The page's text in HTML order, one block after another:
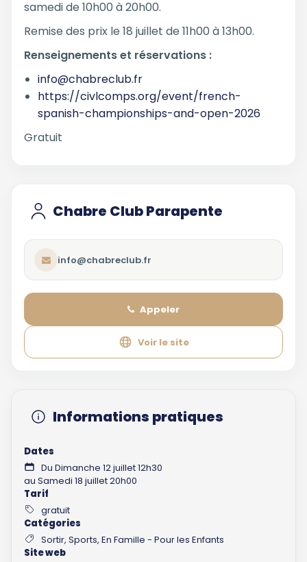
samedi de 10h00 à 20h00.
Remise des prix le 18 juillet de 11h00 à 13h00.
Renseignements et réservations :
info@chabreclub.fr
https://civlcomps.org/event/french-
spanish-championships-and-open-2026
Gratuit
Chabre Club Parapente
info@chabreclub.fr
Appeler
Voir le site
Informations pratiques
Dates
Du Dimanche 12 juillet 12h30
au Samedi 18 juillet 20h00
Tarif
gratuit
Catégories
Sortir, Sports, En Famille - Pour les Enfants
Site web